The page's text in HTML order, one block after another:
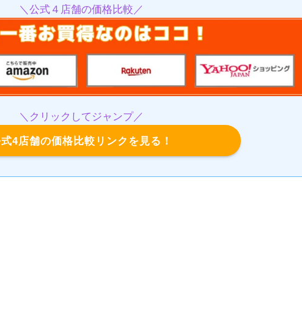
＼公式４店舗の価格比較／
＼クリックしてジャンプ／
4店舗の価格比較リンクを見る！